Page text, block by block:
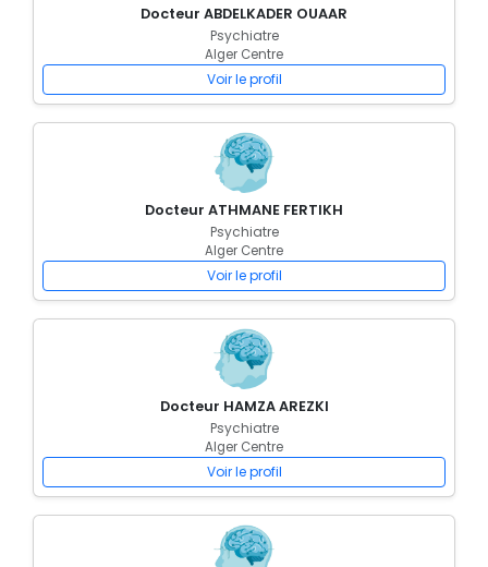
Docteur ABDELKADER OUAAR
Psychiatre
Alger Centre
Voir le profil
Docteur ATHMANE FERTIKH
Psychiatre
Alger Centre
Voir le profil
Docteur HAMZA AREZKI
Psychiatre
Alger Centre
Voir le profil